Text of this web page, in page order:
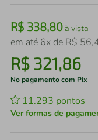
R$ 338,80à vista
em até 6x de R$ 56,
R$ 321,86
No pagamento com Pix
11.293 pontos
Ver formas de